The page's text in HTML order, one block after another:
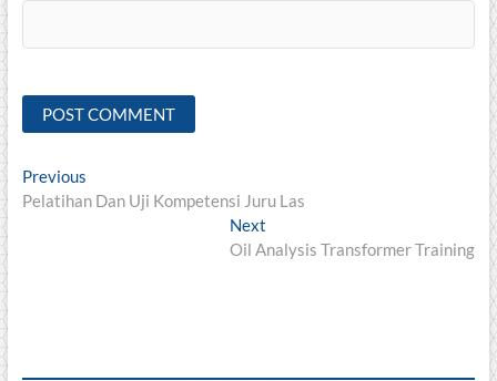
Post
navigation
PreviousPrevious
post:
Pelatihan Dan Uji Kompetensi Juru Las
Next
post:
Oil Analysis Transformer Training